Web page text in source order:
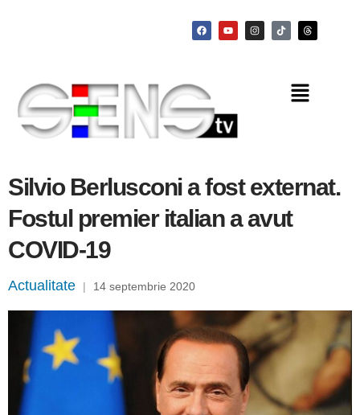
Silvio Berlusconi a fost externat.
Fostul premier italian a avut
COVID-19
Actualitate | 14 septembrie 2020